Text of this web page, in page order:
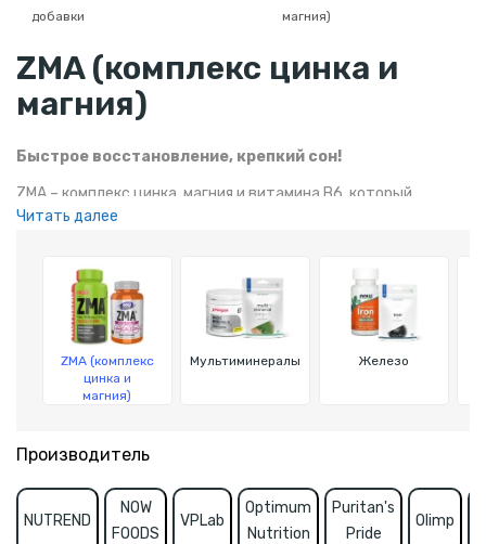
добавки
магния)
ZMA (комплекс цинка и
магния)
Быстрое восстановление, крепкий сон!
ZMA – комплекс цинка, магния и витамина B6, который
поддерживает восстановление мышц, улучшает качество
уменьшению мышечных спазмов, повышает энергию и
выносливость, что особенно важно для спортсменов и
активных людей.
Читать далее
Мультиминералы Железо
ZMA (комплекс
цинка и
магния)
Производитель
NUTREND
NOW
FOODS
VPLab
Optimum
Nutrition
Puritan's
Pride
Olimp